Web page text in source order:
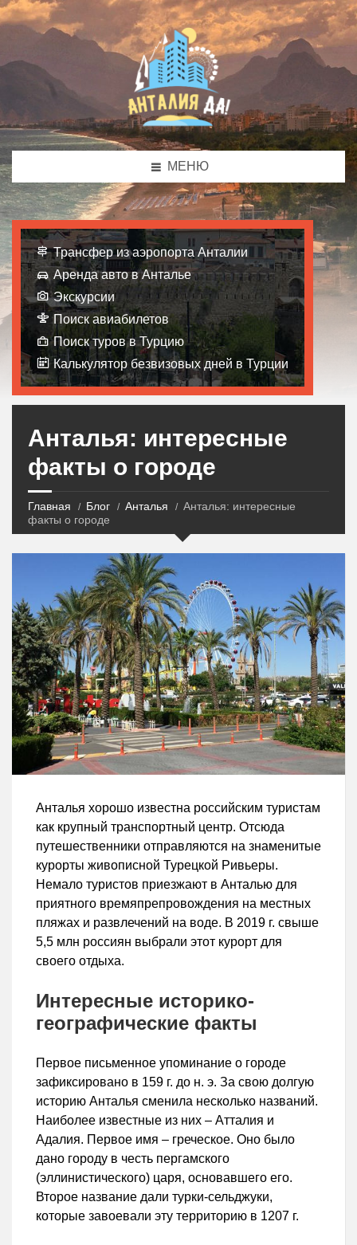
МЕНЮ
Трансфер из аэропорта Анталии
Аренда авто в Анталье
Экскурсии
Поиск авиабилетов
Поиск туров в Турцию
Калькулятор безвизовых дней в Турции
Анталья: интересные
факты о городе
Главная Блог Анталья
Анталья: интересные
факты о городе
Анталья хорошо известна российским туристам
как крупный транспортный центр. Отсюда
путешественники отправляются на знаменитые
курорты живописной Турецкой Ривьеры.
Немало туристов приезжают в Анталью для
приятного времяпрепровождения на местных
пляжах и развлечений на воде. В 2019 г. свыше
5,5 млн россиян выбрали этот курорт для
своего отдыха.
Интересные историко-
географические факты
Первое письменное упоминание о городе
зафиксировано в 159 г. до н. э. За свою долгую
историю Анталья сменила несколько названий.
Наиболее известные из них – Атталия и
Адалия. Первое имя – греческое. Оно было
дано городу в честь пергамского
(эллинистического) царя, основавшего его.
Второе название дали турки-сельджуки,
которые завоевали эту территорию в 1207 г.